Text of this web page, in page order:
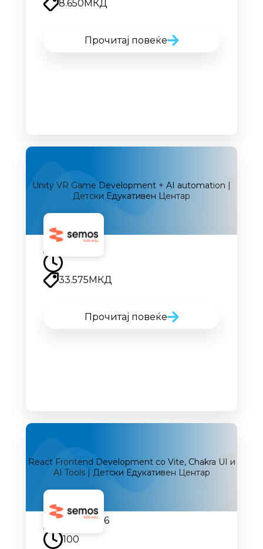
8.650 МКД
Прочитај повеќе
Unity VR Game Development + AI automation |
Детски Едукативен Центар
Наскоро
33.575МКД
Прочитај повеќе
React Frontend Development со Vite, Chakra UI и
AI Tools | Детски Едукативен Центар
12.09.2026
100